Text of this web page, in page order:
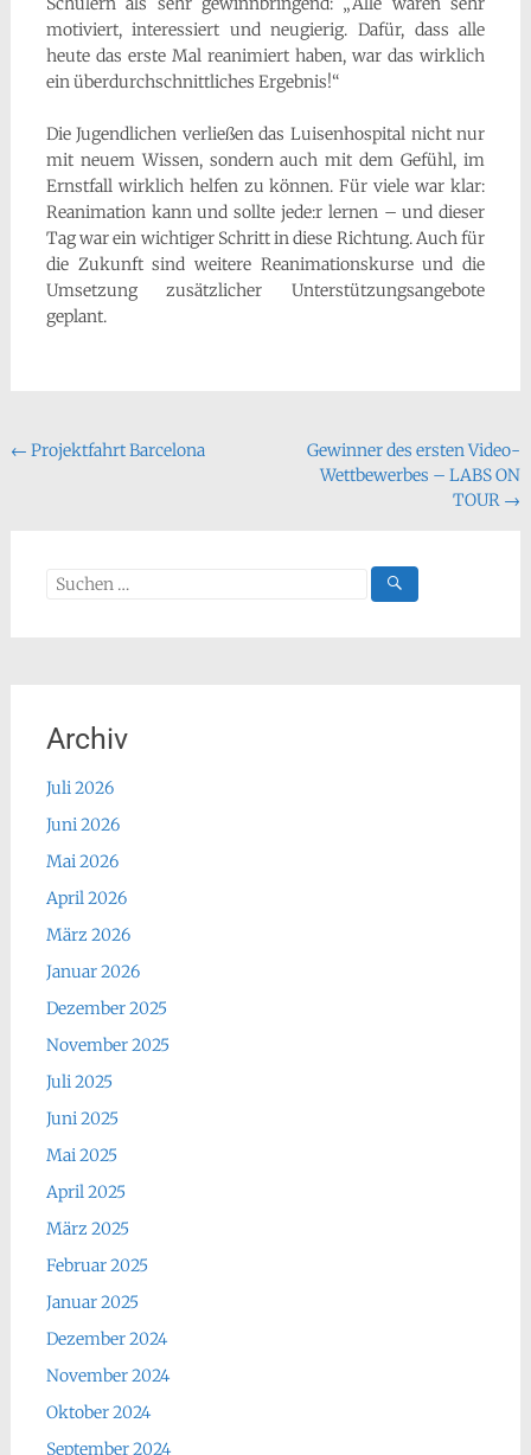
motiviert, interessiert und neugierig. Dafür, dass alle
heute das erste Mal reanimiert haben, war das wirklich
ein überdurchschnittliches Ergebnis!“
Die Jugendlichen verließen das Luisenhospital nicht nur
mit neuem Wissen, sondern auch mit dem Gefühl, im
Ernstfall wirklich helfen zu können. Für viele war klar:
Reanimation kann und sollte jede:r lernen – und dieser
Tag war ein wichtiger Schritt in diese Richtung. Auch für
die Zukunft sind weitere Reanimationskurse und die
Umsetzung zusätzlicher Unterstützungsangebote
geplant.
Beitragsnavigation
← Projektfahrt Barcelona
Gewinner des ersten Video-
Wettbewerbes – LABS ON
TOUR →
Suchen
Archiv
Juli 2026
Juni 2026
Mai 2026
April 2026
März 2026
Januar 2026
Dezember 2025
November 2025
Juli 2025
Juni 2025
Mai 2025
April 2025
März 2025
Februar 2025
Januar 2025
Dezember 2024
November 2024
Oktober 2024
September 2024